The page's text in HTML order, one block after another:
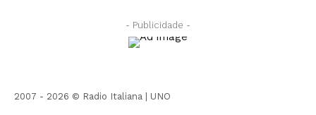
- Publicidade -
2007 - 2026 © Radio Italiana | UNO